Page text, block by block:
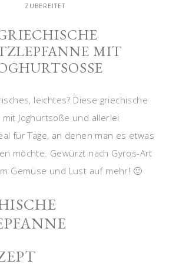
ZUBEREITET
MIT
leichtes? Diese griechische
Joghurtsoße und allerlei
für Tage, an denen man es etwas
möchte. Gewürzt nach Gyros-Art
Gemüse und Lust auf mehr! 🙂